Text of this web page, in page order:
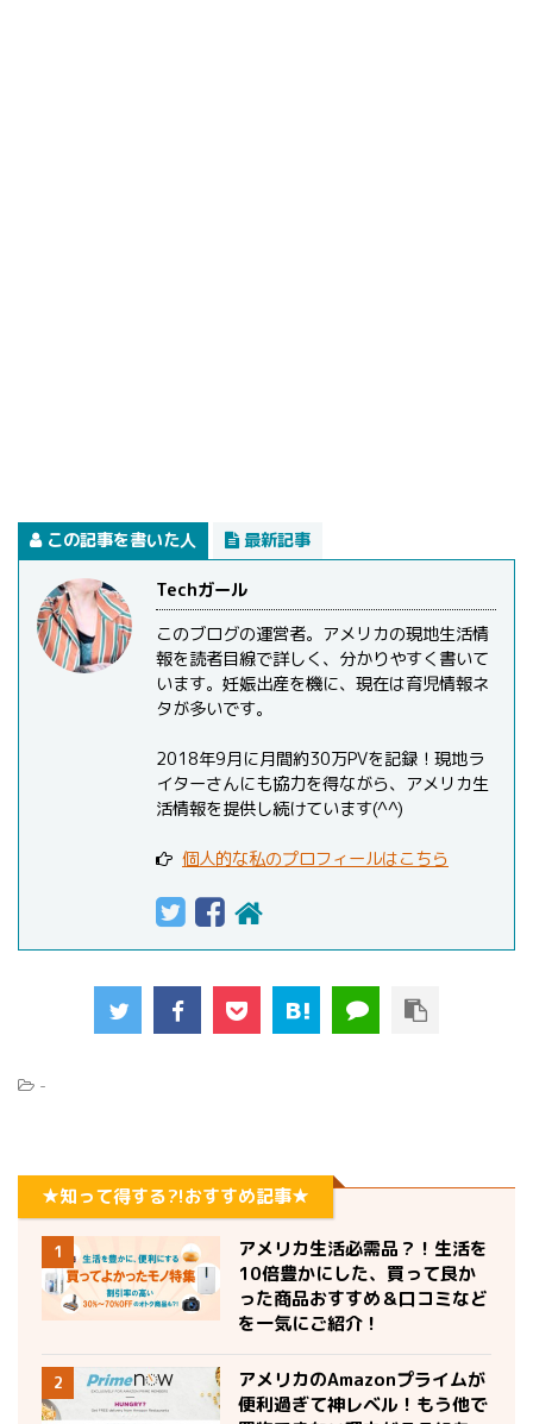
この記事を書いた人 最新記事
Techガール
このブログの運営者。アメリカの現地生活情
報を読者目線で詳しく、分かりやすく書いて
います。妊娠出産を機に、現在は育児情報ネ
タが多いです。
2018年9月に月間約30万PVを記録！現地ラ
イターさんにも協力を得ながら、アメリカ生
活情報を提供し続けています(^^)
個人的な私のプロフィールはこちら
-
★知って得する?!おすすめ記事★
1
アメリカ生活必需品？！生活を
10倍豊かにした、買って良か
った商品おすすめ＆口コミなど
を一気にご紹介！
2
アメリカのAmazonプライムが
便利過ぎて神レベル！もう他で